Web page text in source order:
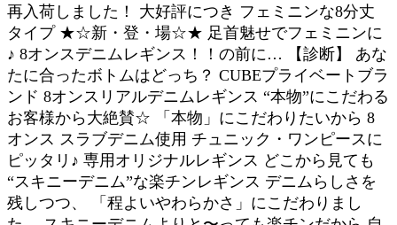
再入荷しました！ 大好評につき フェミニンな8分丈
タイプ ★☆新・登・場☆★ 足首魅せでフェミニンに
♪ 8オンスデニムレギンス！！の前に… 【診断】 あな
たに合ったボトムはどっち？ CUBEプライベートブラ
ンド 8オンスリアルデニムレギンス “本物”にこだわる
お客様から大絶賛☆ 「本物」にこだわりたいから 8
オンス スラブデニム使用 チュニック・ワンピースに
ピッタリ♪ 専用オリジナルレギンス どこから見ても
“スキニーデニム”な楽チンレギンス デニムらしさを
残しつつ、 「程よいやわらかさ」にこだわりまし